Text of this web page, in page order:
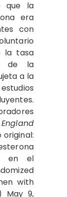
que la
era
con
la tasa
de la
a la
en el
with
May 9,